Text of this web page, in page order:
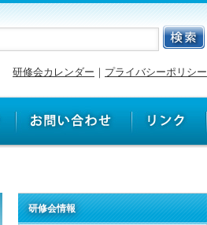
研修会カレンダー ｜ プライバシーポリシー
研修会情報